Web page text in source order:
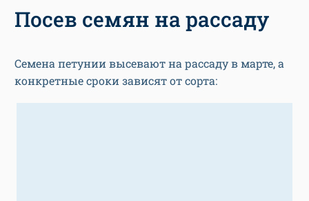
Посев семян на рассаду
Семена петунии высевают на рассаду в марте, а
конкретные сроки зависят от сорта: